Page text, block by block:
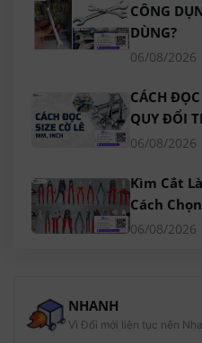
CÔNG
DÙNG?
06/08/2026
CÁCH
QUY ĐỔI
06/08/2026
Kìm Cắt
Cách
06/08/2026
NHANH
Vì Đổi mới liên tục nên